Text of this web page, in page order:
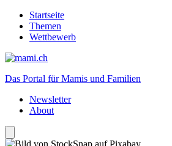
Startseite
Themen
Wettbewerb
Das Portal für Mamis und Familien
Newsletter
About